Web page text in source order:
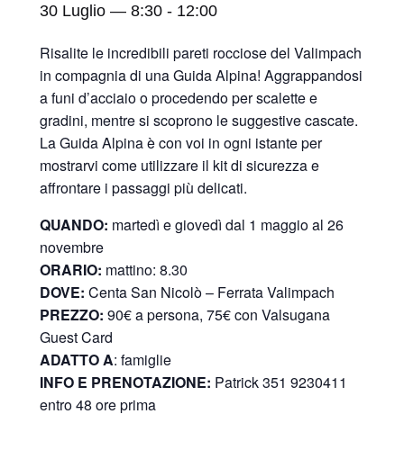
30 Luglio — 8:30 - 12:00
Risalite le incredibili pareti rocciose del Valimpach
in compagnia di una Guida Alpina! Aggrappandosi
a funi d’acciaio o procedendo per scalette e
gradini, mentre si scoprono le suggestive cascate.
La Guida Alpina è con voi in ogni istante per
mostrarvi come utilizzare il kit di sicurezza e
affrontare i passaggi più delicati.
QUANDO: martedì e giovedì dal 1 maggio al 26
novembre
ORARIO: mattino: 8.30
DOVE: Centa San Nicolò – Ferrata Valimpach
PREZZO: 90€ a persona, 75€ con Valsugana
Guest Card
ADATTO A: famiglie
INFO E PRENOTAZIONE: Patrick 351 9230411
entro 48 ore prima